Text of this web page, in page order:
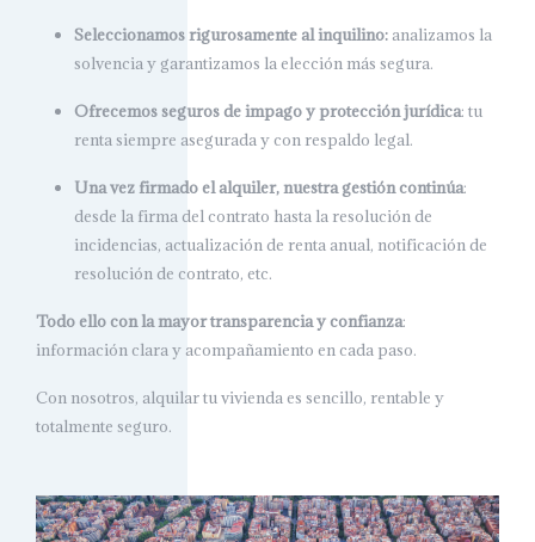
Seleccionamos rigurosamente al inquilino:analizamos la
solvencia y garantizamos la elección más segura.
Ofrecemos seguros de impago y protección jurídica: tu
renta siempre asegurada y con respaldo legal.
Una vez firmado el alquiler, nuestra gestión continúa:
desde la firma del contrato hasta la resolución de
incidencias, actualización de renta anual, notificación de
resolución de contrato, etc.
Todo ello con la mayor transparencia y confianza:
información clara y acompañamiento en cada paso.
Con nosotros, alquilar tu vivienda es sencillo, rentable y
totalmente seguro.